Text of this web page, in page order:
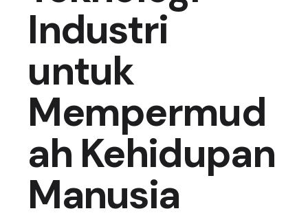
Industri
untuk
Mempermud
ah Kehidupan
Manusia